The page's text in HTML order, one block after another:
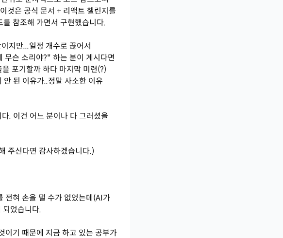
것은 공식 문서 + 리액트 챌린지를
참조해 가면서 구현했습니다.
지만...일정 개수로 끊어서
무슨 소리야?" 하는 분이 계시다면
포기할까 하다 마지막 미련(?)
된 이유가..정말 사소한 이유
. 이건 어느 분이나 다 그러셨을
주신다면 감사하겠습니다.)
전혀 손을 댈 수가 없었는데(AI가
되었습니다.
이기 때문에 지금 하고 있는 공부가